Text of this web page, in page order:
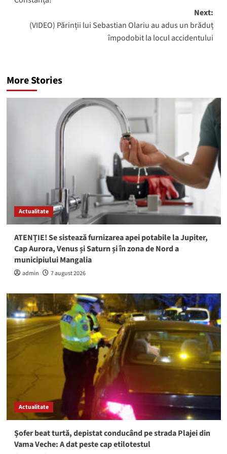
Next:
(VIDEO) Părinții lui Sebastian Olariu au adus un brăduț
împodobit la locul accidentului
More Stories
Actualitate
ATENȚIE! Se sistează furnizarea apei potabile la Jupiter,
Cap Aurora, Venus și Saturn și în zona de Nord a
municipiului Mangalia
admin 7 august 2026
Actualitate
Șofer beat turtă, depistat conducând pe strada Plajei din
Vama Veche: A dat peste cap etilotestul